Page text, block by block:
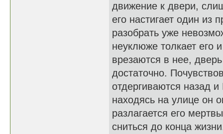
движение к двери,
его настигает один
разобрать уже
неуклюже толкает его
врезаются в нее,
достаточно.
отдергиваются назад
находясь на улице он
разлагается его
сниться до конца